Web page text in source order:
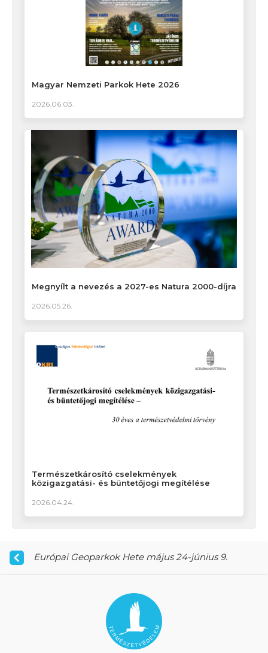
Magyar Nemzeti Parkok Hete 2026
2026.06.03.
Megnyílt a nevezés a 2027-es Natura 2000-díjra
2026.05.26.
Természetkárosító cselekmények
közigazgatási- és büntetőjogi megítélése
2026.04.24.
Európai Geoparkok Hete május 24-június 9.